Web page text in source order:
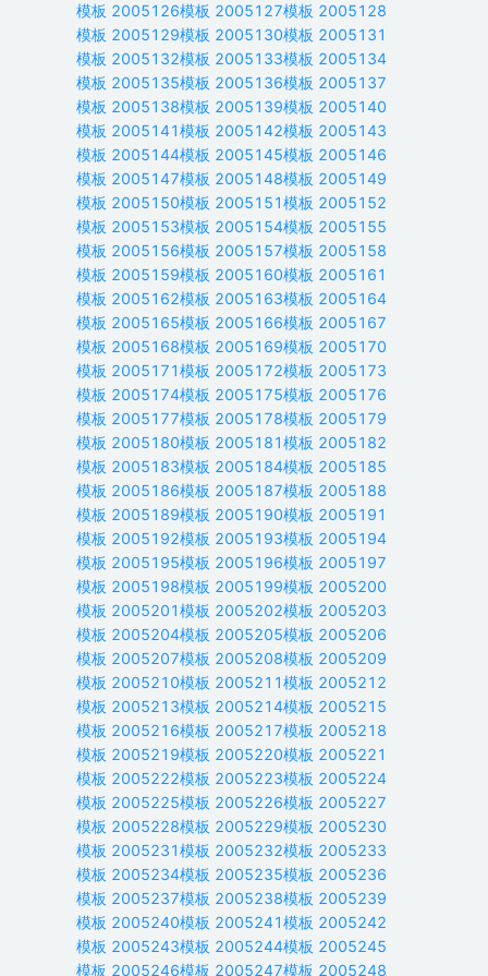
模板 2005126模板 2005127模板 2005128
模板 2005129模板 2005130模板 2005131
模板 2005132模板 2005133模板 2005134
模板 2005135模板 2005136模板 2005137
模板 2005138模板 2005139模板 2005140
模板 2005141模板 2005142模板 2005143
模板 2005144模板 2005145模板 2005146
模板 2005147模板 2005148模板 2005149
模板 2005150模板 2005151模板 2005152
模板 2005153模板 2005154模板 2005155
模板 2005156模板 2005157模板 2005158
模板 2005159模板 2005160模板 2005161
模板 2005162模板 2005163模板 2005164
模板 2005165模板 2005166模板 2005167
模板 2005168模板 2005169模板 2005170
模板 2005171模板 2005172模板 2005173
模板 2005174模板 2005175模板 2005176
模板 2005177模板 2005178模板 2005179
模板 2005180模板 2005181模板 2005182
模板 2005183模板 2005184模板 2005185
模板 2005186模板 2005187模板 2005188
模板 2005189模板 2005190模板 2005191
模板 2005192模板 2005193模板 2005194
模板 2005195模板 2005196模板 2005197
模板 2005198模板 2005199模板 2005200
模板 2005201模板 2005202模板 2005203
模板 2005204模板 2005205模板 2005206
模板 2005207模板 2005208模板 2005209
模板 2005210模板 2005211模板 2005212
模板 2005213模板 2005214模板 2005215
模板 2005216模板 2005217模板 2005218
模板 2005219模板 2005220模板 2005221
模板 2005222模板 2005223模板 2005224
模板 2005225模板 2005226模板 2005227
模板 2005228模板 2005229模板 2005230
模板 2005231模板 2005232模板 2005233
模板 2005234模板 2005235模板 2005236
模板 2005237模板 2005238模板 2005239
模板 2005240模板 2005241模板 2005242
模板 2005243模板 2005244模板 2005245
模板 2005246模板 2005247模板 2005248